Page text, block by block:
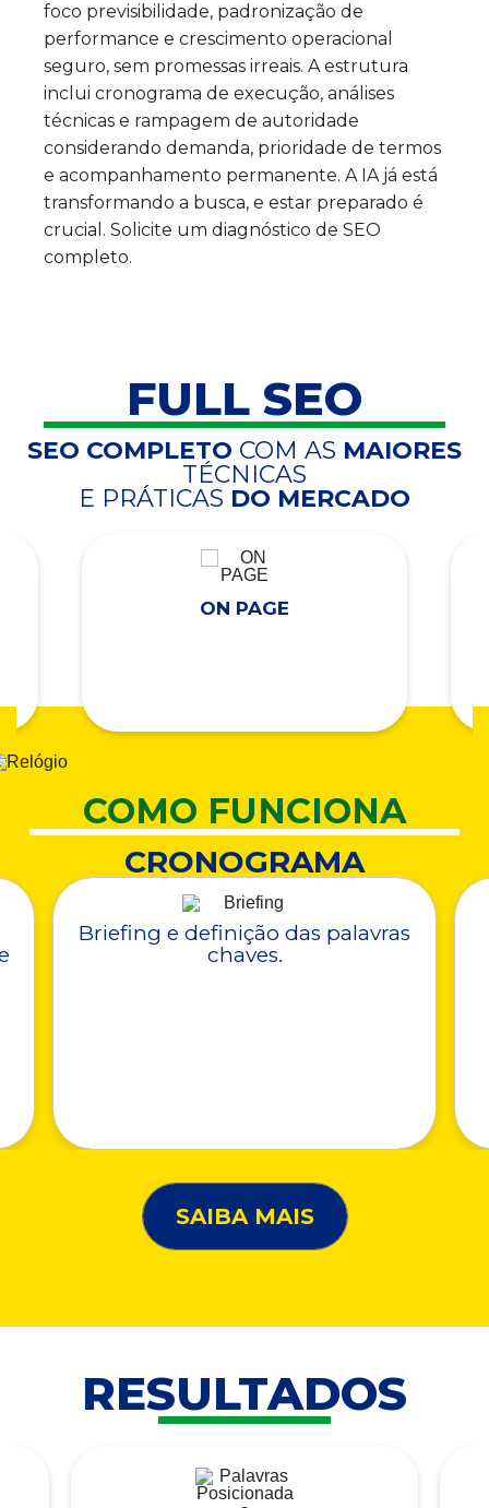
foco previsibilidade, padronização de
performance e crescimento operacional
seguro, sem promessas irreais. A estrutura
inclui cronograma de execução, análises
técnicas e rampagem de autoridade
considerando demanda, prioridade de termos
e acompanhamento permanente. A IA já está
transformando a busca, e estar preparado é
crucial. Solicite um diagnóstico de SEO
completo.
FULL SEO
SEO COMPLETO COM AS MAIORES
TÉCNICAS
E PRÁTICAS DO MERCADO
ON PAGE
COMO FUNCIONA
CRONOGRAMA
Briefing e definição das palavras
chaves.
SAIBA MAIS
RESULTADOS